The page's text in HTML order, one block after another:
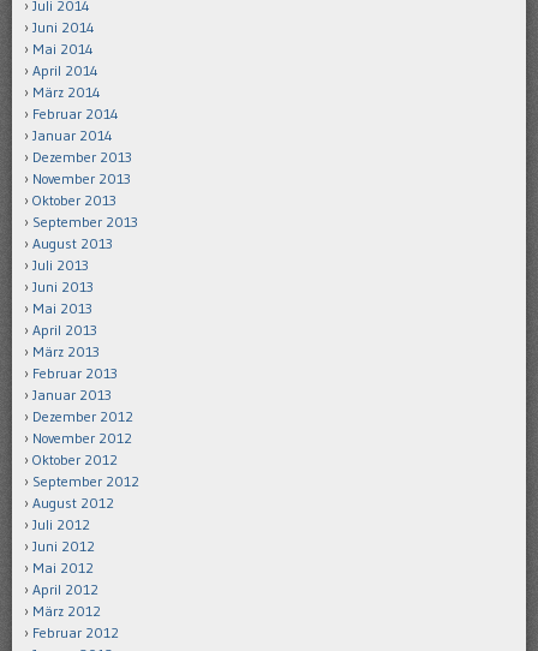
Juli 2014
Juni 2014
Mai 2014
April 2014
März 2014
Februar 2014
Januar 2014
Dezember 2013
November 2013
Oktober 2013
September 2013
August 2013
Juli 2013
Juni 2013
Mai 2013
April 2013
März 2013
Februar 2013
Januar 2013
Dezember 2012
November 2012
Oktober 2012
September 2012
August 2012
Juli 2012
Juni 2012
Mai 2012
April 2012
März 2012
Februar 2012